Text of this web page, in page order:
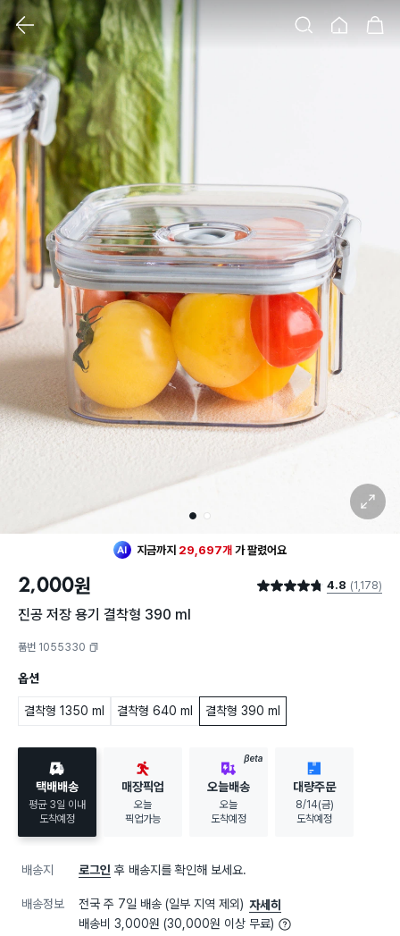
클릭 시 이미지 확대 보기 팝업 열림
1 2
확대 보기
지금까지 29,697개 가팔렸어요
2,000원 별점 4.8점 4.8 (1,178)
진공 저장 용기 결착형 390 ml
품번 1055330
옵션
결착형 1350 ml 결착형 640 ml 결착형 390 ml
택배배송
평균 3일 이내
도착예정
매장픽업
오늘
픽업가능
BETA
오늘배송
오늘
도착예정
대량주문
8/14(금)
도착예정
배송지 로그인 후 배송지를 확인해 보세요.
배송정보 전국 주 7일 배송 (일부 지역 제외) 자세히
배송비 3,000원 (30,000원 이상 무료)